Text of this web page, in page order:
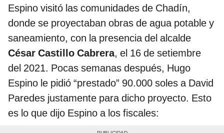
Espino visitó las comunidades de Chadín,
donde se proyectaban obras de agua potable y
saneamiento, con la presencia del alcalde
César Castillo Cabrera, el 16 de setiembre
del 2021. Pocas semanas después, Hugo
Espino le pidió “prestado” 90.000 soles a David
Paredes justamente para dicho proyecto. Esto
es lo que dijo Espino a los fiscales: